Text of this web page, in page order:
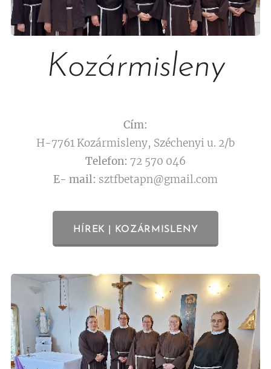
Kozármisleny
Cím:
H-7761 Kozármisleny, Széchenyi u. 2/b
Telefon: 72 570 046
E- mail: sztfbetapn@gmail.com
HÍREK | KOZÁRMISLENY